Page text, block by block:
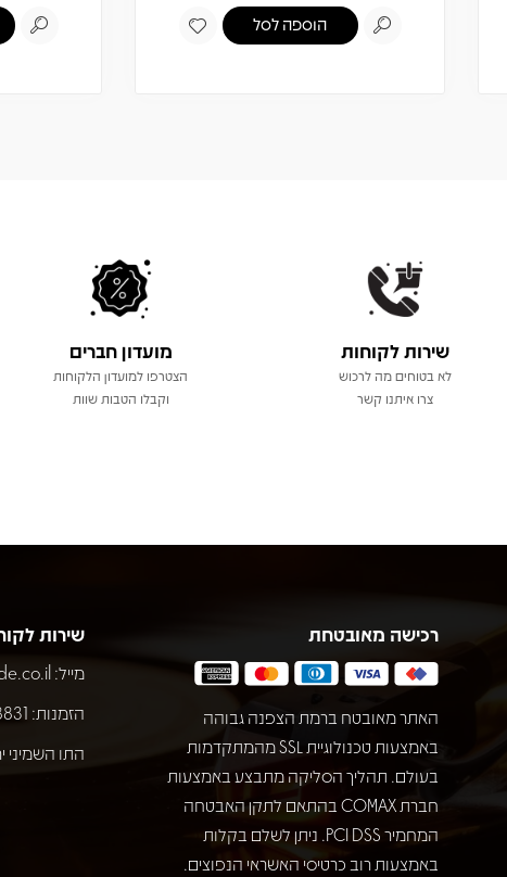
הוספה לסל
שירות לקוחות
לא בטוחים מה לרכוש
צרו איתנו קשר
מועדון חברים
הצטרפו למועדון הלקוחות
וקבלו הטבות שוות
רכישה מאובטחת
האתר מאובטח ברמת הצפנה גבוהה
באמצעות טכנולוגיית SSL מהמתקדמות
בעולם. תהליך הסליקה מתבצע באמצעות
חברת COMAX בהתאם לתקן האבטחה
המחמיר PCI DSS. ניתן לשלם בקלות
באמצעות רוב כרטיסי האשראי הנפוצים.
שירות
מייל:
הזמנות: 02-6568831
התו השמיני